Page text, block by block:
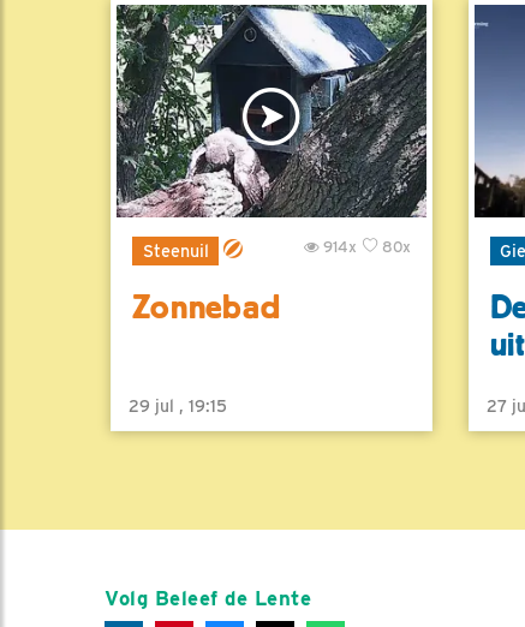
Steenuil 80x
914x
Zonnebad
29 jul , 19:15 27
Volg Beleef de Lente